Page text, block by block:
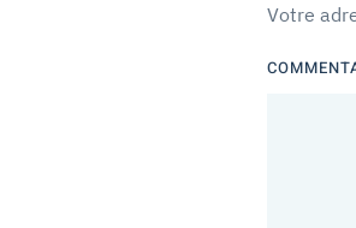
Votre